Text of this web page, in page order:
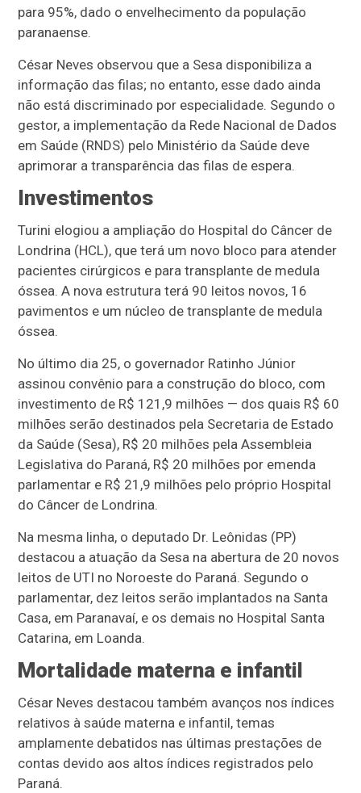
para 95%, dado o envelhecimento da população
paranaense.
César Neves observou que a Sesa disponibiliza a
informação das filas; no entanto, esse dado ainda
não está discriminado por especialidade. Segundo o
gestor, a implementação da Rede Nacional de Dados
em Saúde (RNDS) pelo Ministério da Saúde deve
aprimorar a transparência das filas de espera.
Investimentos
Turini elogiou a ampliação do Hospital do Câncer de
Londrina (HCL), que terá um novo bloco para atender
pacientes cirúrgicos e para transplante de medula
óssea. A nova estrutura terá 90 leitos novos, 16
pavimentos e um núcleo de transplante de medula
óssea.
No último dia 25, o governador Ratinho Júnior
assinou convênio para a construção do bloco, com
investimento de R$ 121,9 milhões — dos quais R$ 60
milhões serão destinados pela Secretaria de Estado
da Saúde (Sesa), R$ 20 milhões pela Assembleia
Legislativa do Paraná, R$ 20 milhões por emenda
parlamentar e R$ 21,9 milhões pelo próprio Hospital
do Câncer de Londrina.
Na mesma linha, o deputado Dr. Leônidas (PP)
destacou a atuação da Sesa na abertura de 20 novos
leitos de UTI no Noroeste do Paraná. Segundo o
parlamentar, dez leitos serão implantados na Santa
Casa, em Paranavaí, e os demais no Hospital Santa
Catarina, em Loanda.
Mortalidade materna e infantil
César Neves destacou também avanços nos índices
relativos à saúde materna e infantil, temas
amplamente debatidos nas últimas prestações de
contas devido aos altos índices registrados pelo
Paraná.